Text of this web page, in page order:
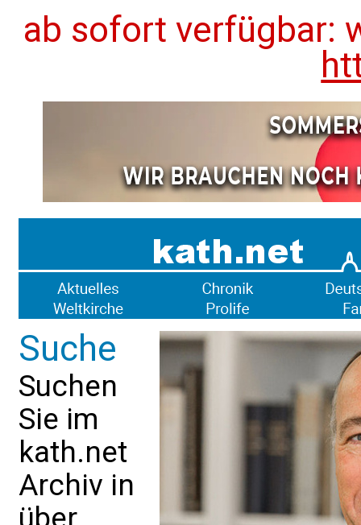
ab sofort verfügbar:
Suche
Suchen
Sie im
kath.net
Archiv in